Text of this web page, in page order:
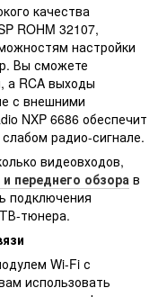
качества
ROHM 32107,
настройки
Вы сможете
а RCA выходы
с внешними
NXP 6686 обеспечит
радио-сигнале.
видеовходов,
переднего обзора в
подключения
тюнера.
Wi-Fi с
использовать